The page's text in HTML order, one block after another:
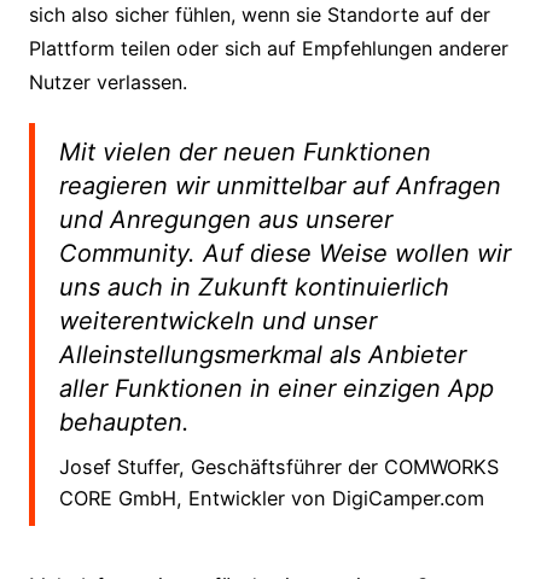
sich also sicher fühlen, wenn sie Standorte auf der
Plattform teilen oder sich auf Empfehlungen anderer
Nutzer verlassen.
Mit vielen der neuen Funktionen
reagieren wir unmittelbar auf Anfragen
und Anregungen aus unserer
Community. Auf diese Weise wollen wir
uns auch in Zukunft kontinuierlich
weiterentwickeln und unser
Alleinstellungsmerkmal als Anbieter
aller Funktionen in einer einzigen App
behaupten.
Josef Stuffer, Geschäftsführer der COMWORKS
CORE GmbH, Entwickler von DigiCamper.com